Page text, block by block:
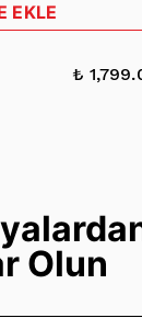
EKLE
₺
Olun